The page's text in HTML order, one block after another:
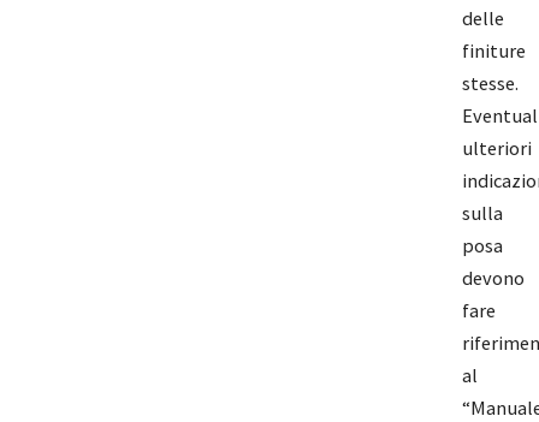
delle
finiture
stesse.
ulteriori
sulla
posa
devono
fare
al